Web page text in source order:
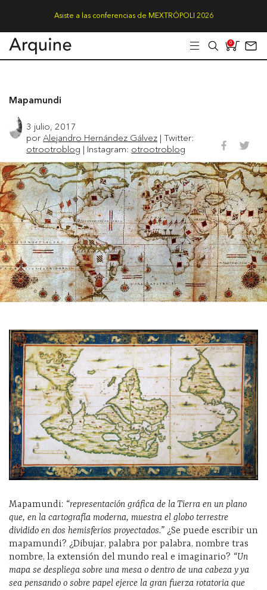
Asiste a las conferencias de MEXTRÓPOLI 2026
0
Mapamundi
3 julio, 2017
porAlejandro Hernández Gálvez | Twitter:
otrootroblog | Instagram: otrootroblog
Mapamundi: “representación gráfica de la Tierra en un plano
que, en la cartografía moderna, muestra el globo terrestre
dividido en dos hemisferios proyectados.” ¿Se puede escribir un
mapamundi? ¿Dibujar, palabra por palabra, nombre tras
nombre, la extensión del mundo real e imaginario? “Un
mapa se despliega sobre una mesa o dentro de una cabeza y ya
sea pensando o sobre papel ejerce la gran fuerza rotatoria que